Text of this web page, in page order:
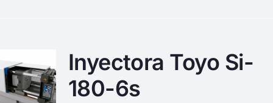
Inyectora Toyo Si-
180-6s